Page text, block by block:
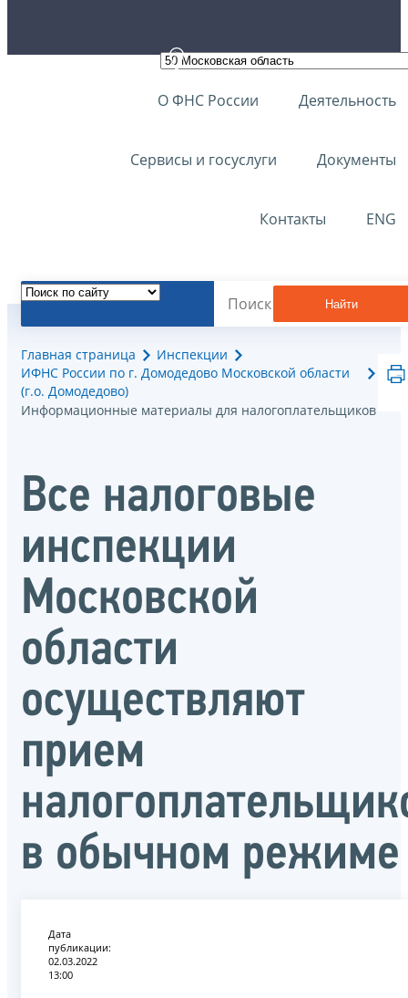
О ФНС России Деятельность
Сервисы и госуслуги Документы
Контакты ENG
Найти
Главная страница
Инспекции
ИФНС России по г. Домодедово Московской области
(г.о. Домодедово)
Информационные материалы для налогоплательщиков
Все налоговые
инспекции
Московской
области
осуществляют
прием
в обычном режиме
Дата
публикации:
02.03.2022
13:00